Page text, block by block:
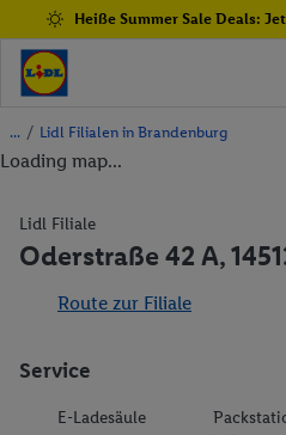
Heiße Summer Sale Deals:
/ Lidl Filialen in Brandenburg
Loading map...
Lidl Filiale
Oderstraße 42 A,
Route zur Filiale
Service
E-Ladesäule